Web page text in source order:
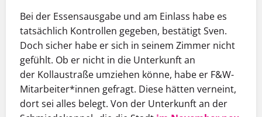
Bei der Essensausgabe und am Einlass habe es
tatsächlich Kontrollen gegeben, bestätigt Sven.
Doch sicher habe er sich in seinem Zimmer nicht
gefühlt. Ob er nicht in die Unterkunft an
der Kollaustraße umziehen könne, habe er F&W-
Mitarbeiter*innen gefragt. Diese hätten verneint,
dort sei alles belegt. Von der Unterkunft an der